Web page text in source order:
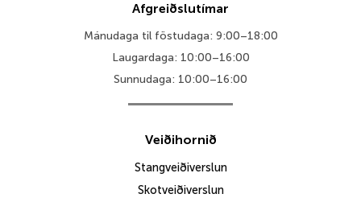
Afgreiðslutímar
Mánudaga til föstudaga: 9:00–18:00
Laugardaga: 10:00–16:00
Sunnudaga: 10:00–16:00
Veiðihornið
Stangveiðiverslun
Skotveiðiverslun